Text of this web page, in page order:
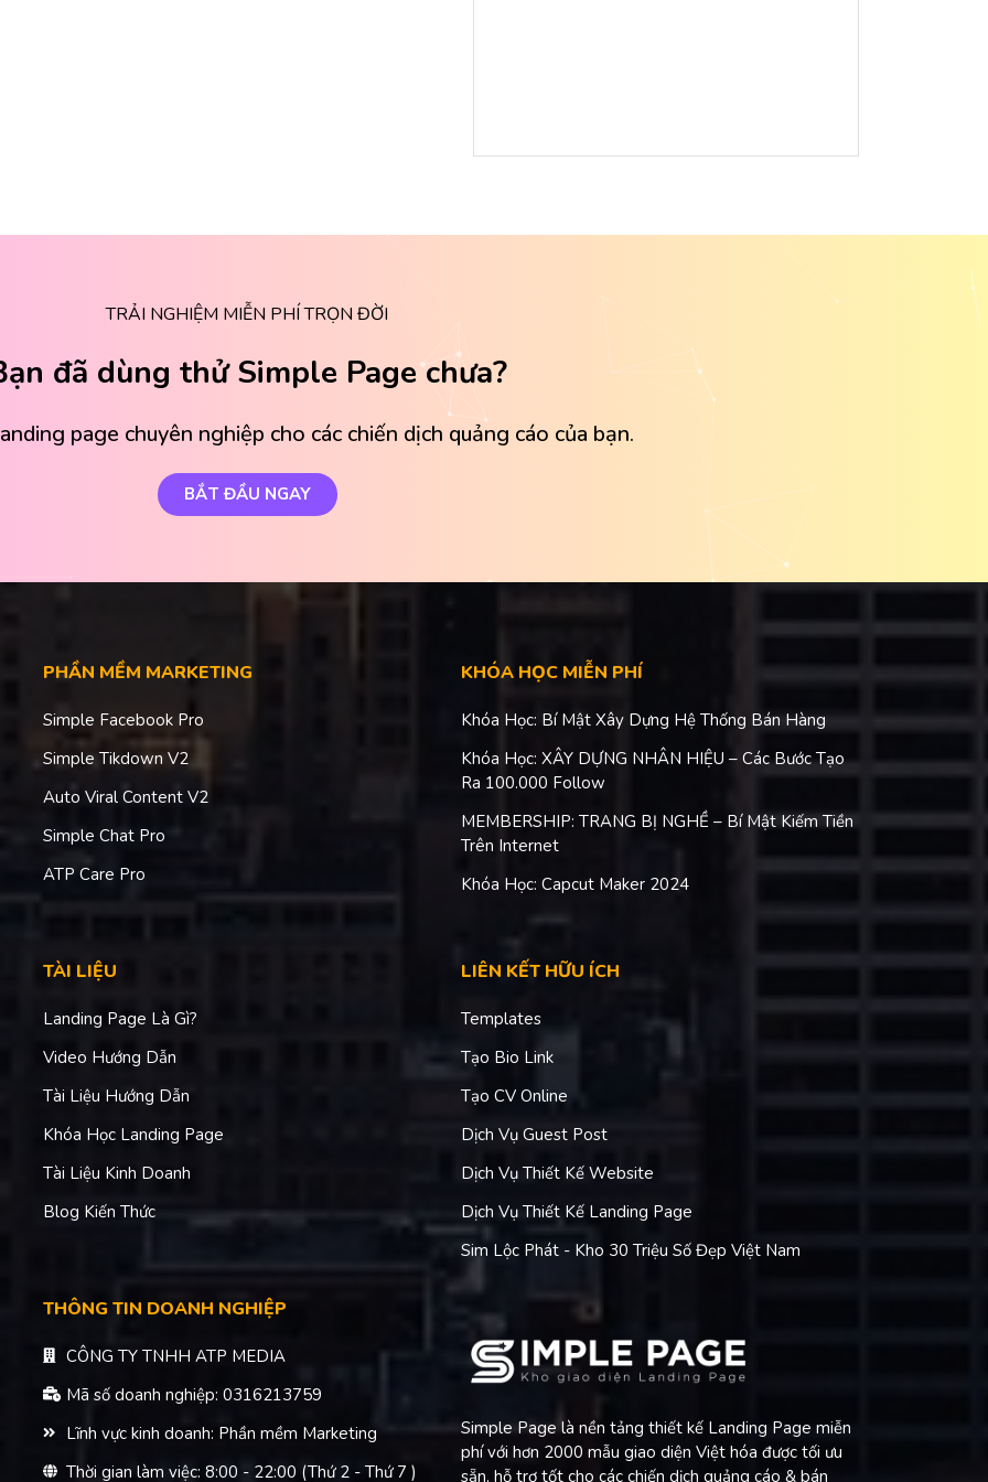
TRẢI NGHIỆM MIỄN PHÍ TRỌN ĐỜI
đã dùng thử Simple Page chưa?
page chuyên nghiệp cho các chiến dịch quảng cáo của bạn.
BẮT ĐẦU NGAY
PHẦN MỀM MARKETING
Simple Facebook Pro
Simple Tikdown V2
Auto Viral Content V2
Simple Chat Pro
ATP Care Pro
KHÓA HỌC MIỄN PHÍ
Khóa Học: Bí Mật Xây Dựng Hệ Thống Bán Hàng
Khóa Học: XÂY DỰNG NHÂN HIỆU – Các Bước Tạo
Ra 100.000 Follow
MEMBERSHIP: TRANG BỊ NGHỀ – Bí Mật Kiếm Tiền
Trên Internet
Khóa Học: Capcut Maker 2024
TÀI LIỆU
Landing Page Là Gì?
Video Hướng Dẫn
Tài Liệu Hướng Dẫn
Khóa Học Landing Page
Tài Liệu Kinh Doanh
Blog Kiến Thức
THÔNG TIN DOANH NGHIỆP
CÔNG TY TNHH ATP MEDIA
Mã số doanh nghiệp: 0316213759
Lĩnh vực kinh doanh: Phần mềm Marketing
Thời gian làm việc: 8:00 - 22:00 (Thứ 2 - Thứ 7 )
LIÊN KẾT HỮU ÍCH
Templates
Tạo Bio Link
Tạo CV Online
Dịch Vụ Guest Post
Dịch Vụ Thiết Kế Website
Dịch Vụ Thiết Kế Landing Page
Sim Lộc Phát - Kho 30 Triệu Số Đẹp Việt Nam
Simple Page là nền tảng thiết kế Landing Page miễn
phí với hơn 2000 mẫu giao diện Việt hóa được tối ưu
sẵn, hỗ trợ tốt cho các chiến dịch quảng cáo & bán